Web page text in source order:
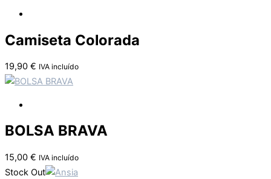
Camiseta Colorada
19,90 € IVA incluído
BOLSA BRAVA
15,00 € IVA incluído
Stock Out